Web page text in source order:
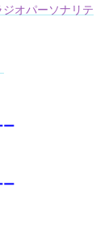
オパーソナリテ
ー
ー